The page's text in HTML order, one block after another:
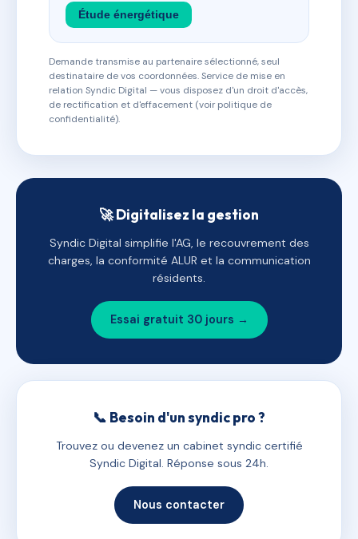
Étude énergétique
Demande transmise au partenaire sélectionné, seul
destinataire de vos coordonnées. Service de mise en
relation Syndic Digital — vous disposez d'un droit d'accès,
de rectification et d'effacement (voir politique de
confidentialité).
🚀 Digitalisez la gestion
Syndic Digital simplifie l'AG, le recouvrement des
charges, la conformité ALUR et la communication
résidents.
Essai gratuit 30 jours →
📞 Besoin d'un syndic pro ?
Trouvez ou devenez un cabinet syndic certifié
Syndic Digital. Réponse sous 24h.
Nous contacter